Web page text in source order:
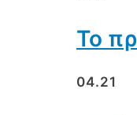
Το
04.21